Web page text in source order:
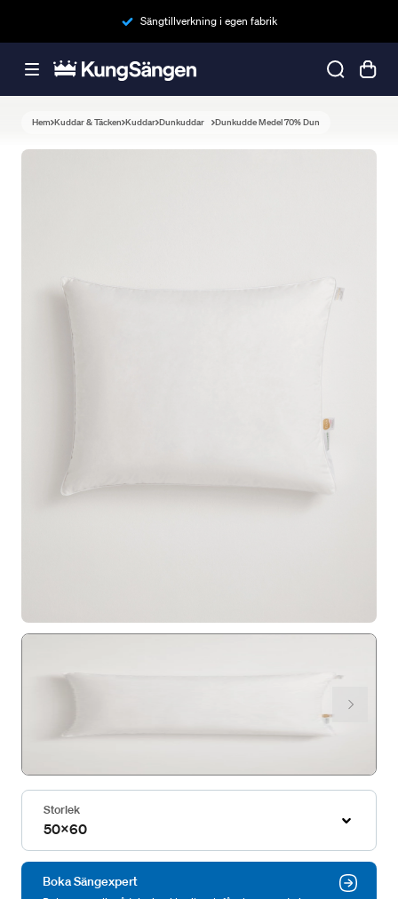
Sängtillverkning i egen fabrik
Hem Kuddar & Täcken Kuddar Dunkuddar Dunkudde Medel 70% Dun
Storlek
50x60
Boka Sängexpert